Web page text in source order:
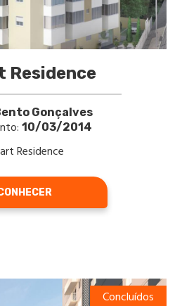
Residence
Gonçalves
10/03/2014
Residence
Concluídos